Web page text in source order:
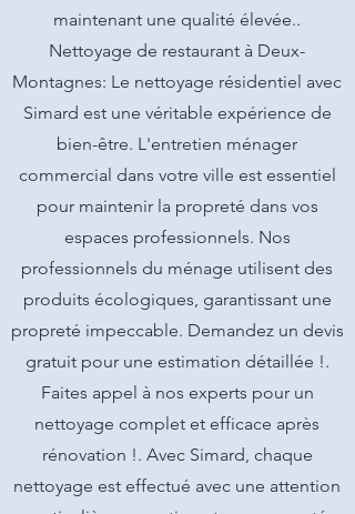
maintenant une qualité élevée..
Nettoyage de restaurant à Deux-
Montagnes: Le nettoyage résidentiel avec
Simard est une véritable expérience de
bien-être. L'entretien ménager
commercial dans votre ville est essentiel
pour maintenir la propreté dans vos
espaces professionnels. Nos
professionnels du ménage utilisent des
produits écologiques, garantissant une
propreté impeccable. Demandez un devis
gratuit pour une estimation détaillée !.
Faites appel à nos experts pour un
nettoyage complet et efficace après
rénovation !. Avec Simard, chaque
nettoyage est effectué avec une attention